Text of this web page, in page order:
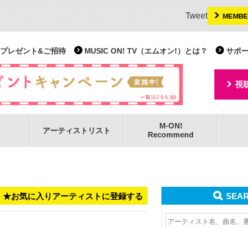
Tweet
サポ
MUSIC ON! TV（エムオン!）とは？
プレゼント&ご招待
視
アーティストリスト
M-ON!
Recommend
★お気に入りアーティストに登録する